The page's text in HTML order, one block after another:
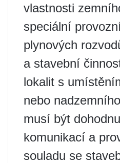
vlastnosti
speciální
plynových
a stavební
lokalit s
nebo
musí být
komunikací a
souladu se